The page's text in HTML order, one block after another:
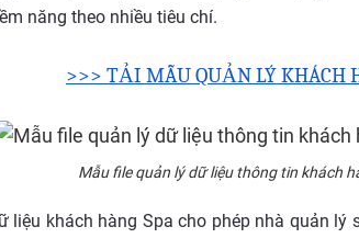
năng theo nhiều tiêu chí.
>>> TẢI MẪU QUẢN LÝ KHÁCH
Mẫu file quản lý dữ liệu thông tin khách
liệu khách hàng Spa cho phép nhà quản